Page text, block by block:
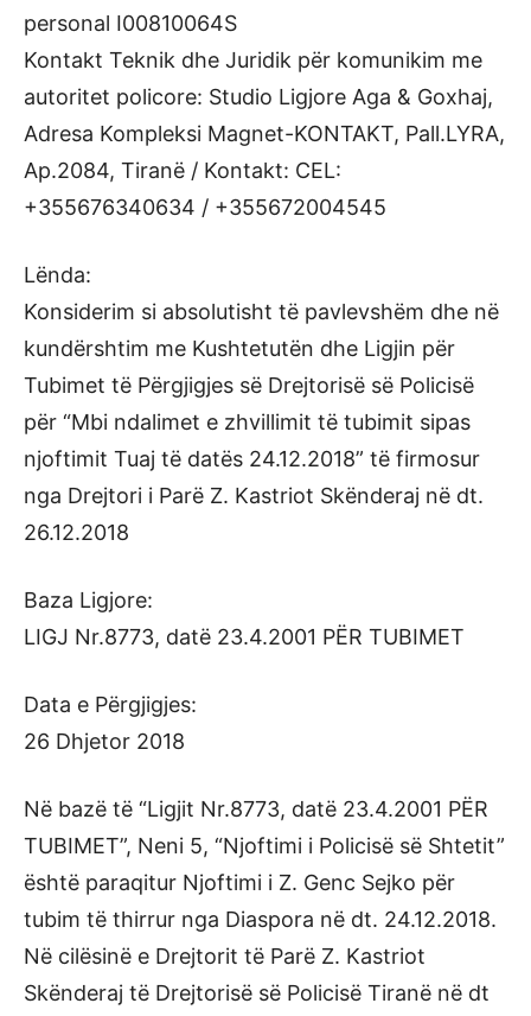
personal I00810064S
Kontakt Teknik dhe Juridik për komunikim me
autoritet policore: Studio Ligjore Aga & Goxhaj,
Adresa Kompleksi Magnet-KONTAKT, Pall.LYRA,
Ap.2084, Tiranë / Kontakt: CEL:
+355676340634 / +355672004545
Lënda:
Konsiderim si absolutisht të pavlevshëm dhe në
kundërshtim me Kushtetutën dhe Ligjin për
Tubimet të Përgjigjes së Drejtorisë së Policisë
për “Mbi ndalimet e zhvillimit të tubimit sipas
njoftimit Tuaj të datës 24.12.2018” të firmosur
nga Drejtori i Parë Z. Kastriot Skënderaj në dt.
26.12.2018
Baza Ligjore:
LIGJ Nr.8773, datë 23.4.2001 PËR TUBIMET
Data e Përgjigjes:
26 Dhjetor 2018
Në bazë të “Ligjit Nr.8773, datë 23.4.2001 PËR
TUBIMET”, Neni 5, “Njoftimi i Policisë së Shtetit”
është paraqitur Njoftimi i Z. Genc Sejko për
tubim të thirrur nga Diaspora në dt. 24.12.2018.
Në cilësinë e Drejtorit të Parë Z. Kastriot
Skënderaj të Drejtorisë së Policisë Tiranë në dt